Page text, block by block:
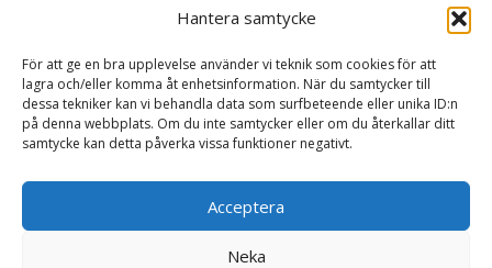
Hantera samtycke
För att ge en bra upplevelse använder vi teknik som cookies för att
lagra och/eller komma åt enhetsinformation. När du samtycker till
dessa tekniker kan vi behandla data som surfbeteende eller unika ID:n
på denna webbplats. Om du inte samtycker eller om du återkallar ditt
samtycke kan detta påverka vissa funktioner negativt.
Acceptera
Neka
Pringles Hot Kickin' Sour Cream Chips - 160
g
141 Views50kr